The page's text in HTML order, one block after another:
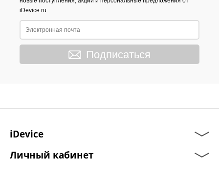
iDevice.ru
Подписаться
iDevice
Личный кабинет